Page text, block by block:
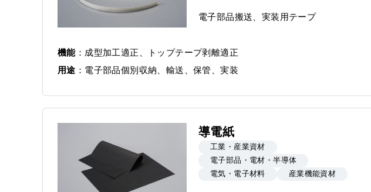
電子部品搬送、実装用テープ
機能
成型加工適正、トップテープ剥離適正
用途
電子部品個別収納、輸送、保管、実装
導電紙
工業・産業資材
電子部品・電材・半導体
電気・電子材料
産業機能資材